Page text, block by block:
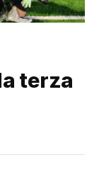
terza